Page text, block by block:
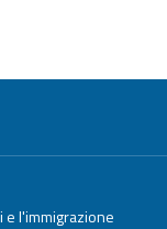
e l'immigrazione